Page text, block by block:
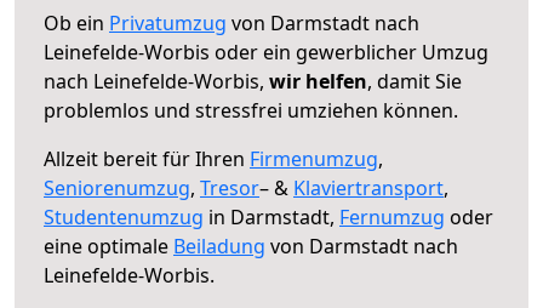
Ob ein Privatumzug von Darmstadt nach
Leinefelde-Worbis oder ein gewerblicher Umzug
nach Leinefelde-Worbis, wir helfen, damit Sie
problemlos und stressfrei umziehen können.
Allzeit bereit für Ihren Firmenumzug,
Seniorenumzug, Tresor– & Klaviertransport,
Studentenumzug in Darmstadt, Fernumzug oder
eine optimale Beiladung von Darmstadt nach
Leinefelde-Worbis.